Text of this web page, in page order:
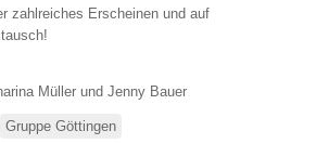
zahlreiches Erscheinen und auf
Müller und Jenny Bauer
Gruppe Göttingen